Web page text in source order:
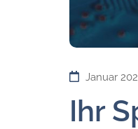
Januar
Ihr